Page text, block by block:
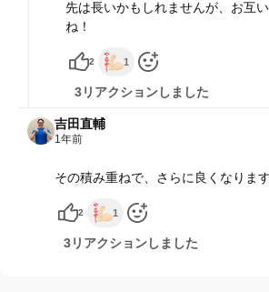
先は長いかもしれませんが、お互
ね！
2 1
3リアクションしました
吉田直輔
1年前
その積み重ねで、さらに良くなりま
2 1
3リアクションしました